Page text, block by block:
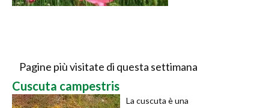
Pagine più visitate di questa settimana
Cuscuta campestris
La cuscuta è una